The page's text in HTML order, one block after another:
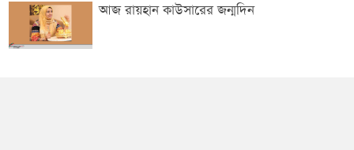
আজ রায়হান কাউসারের জন্মদিন